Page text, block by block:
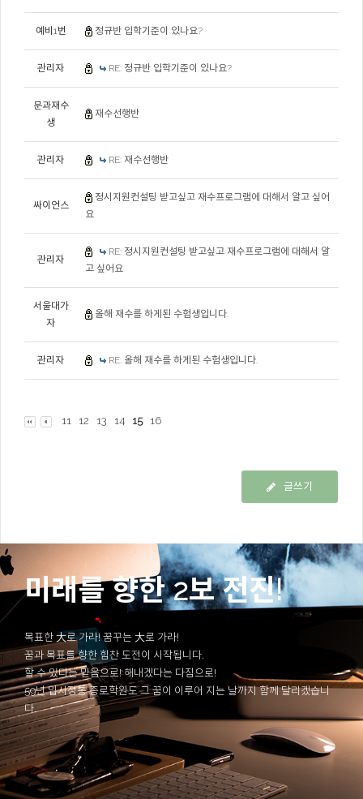
예비1번 정규반 입학기준이 있나요?
관리자 RE: 정규반 입학기준이 있나요?
문과재수
생
재수선행반
관리자 RE: 재수선행반
싸이언스
정시지원컨설팅 받고싶고 재수프로그램에 대해서 알고 싶어
요
관리자
RE: 정시지원컨설팅 받고싶고 재수프로그램에 대해서 알
고 싶어요
서울대가
자
올해 재수를 하게된 수험생입니다.
관리자 RE: 올해 재수를 하게된 수험생입니다.
11 12 13 14 15 16
글쓰기
미래를 향한 2보 전진!
목표한 大로 가라! 꿈꾸는 大로 가라!
꿈과 목표를 향한 힘찬 도전이 시작됩니다.
할 수 있다는 믿음으로! 해내겠다는 다짐으로!
59년 입시정통 종로학원도 그 꿈이 이루어 지는 날까지 함께 달리겠습니
다.